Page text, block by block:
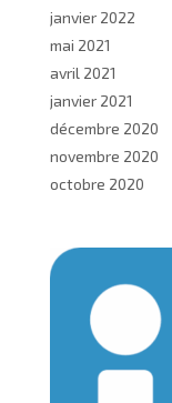
janvier 2022
mai 2021
avril 2021
janvier 2021
décembre 2020
novembre 2020
octobre 2020